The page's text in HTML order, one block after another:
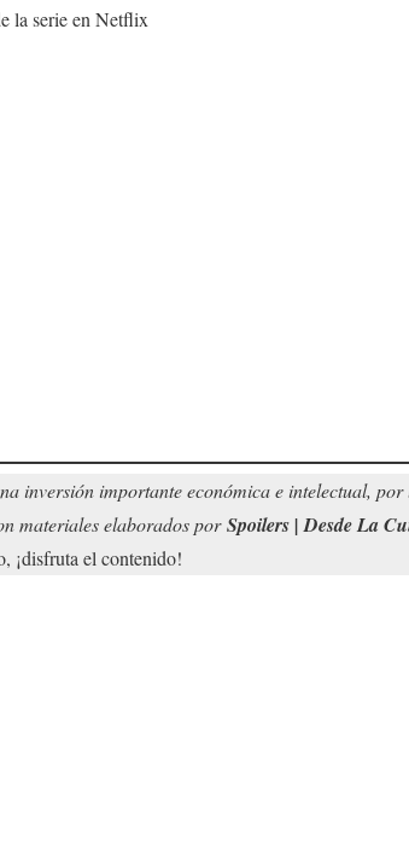
la serie en Netflix
inversión importante económica e intelectual, por
materiales elaborados porSpoilers | Desde La
¡disfruta el contenido!